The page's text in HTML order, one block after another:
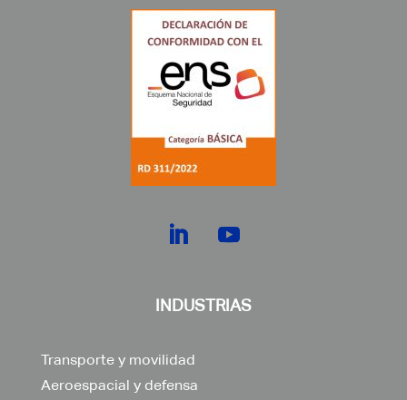
INDUSTRIAS
Transporte y movilidad
Aeroespacial y defensa